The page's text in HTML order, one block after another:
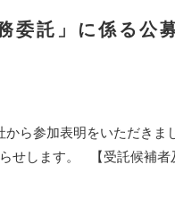
委託」に係る公
ら参加表明をいただきま
せします。 【受託候補者